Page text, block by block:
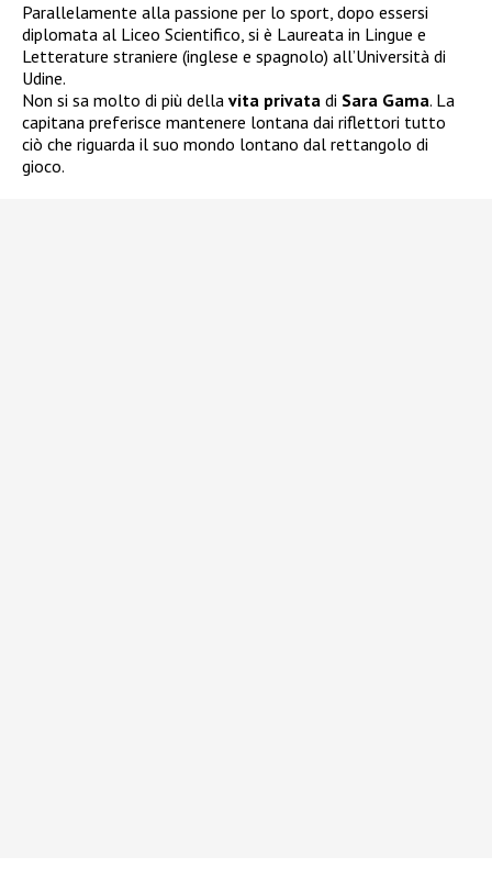
Parallelamente alla passione per lo sport, dopo essersi
diplomata al Liceo Scientifico, si è Laureata in Lingue e
Letterature straniere (inglese e spagnolo) all’Università di
Udine.
Non si sa molto di più della vita privata di Sara Gama. La
capitana preferisce mantenere lontana dai riflettori tutto
ciò che riguarda il suo mondo lontano dal rettangolo di
gioco.